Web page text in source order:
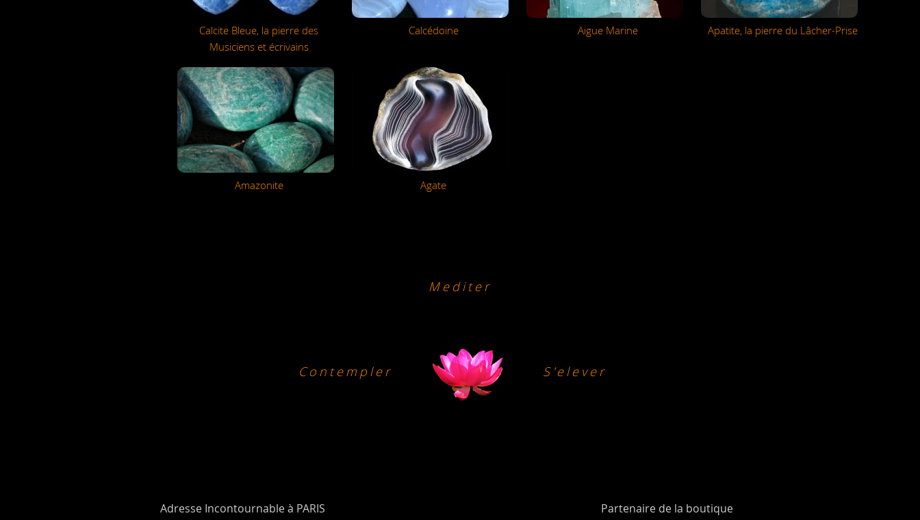
Calcite Bleue, la pierre des
Musiciens et écrivains
Calcédoine Aigue Marine Apatite, la pierre du Lâcher-Prise
Amazonite Agate
Mediter
Contempler S'elever
Adresse Incontournable à PARIS Partenaire de la boutique